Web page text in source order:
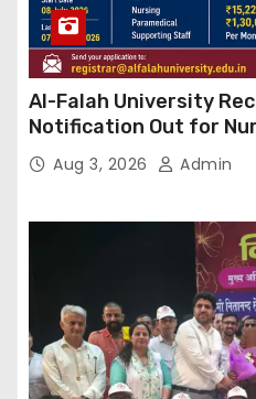
Al-Falah University
Notification Out for
Supporting Staff
Aug 3, 2026 Admin